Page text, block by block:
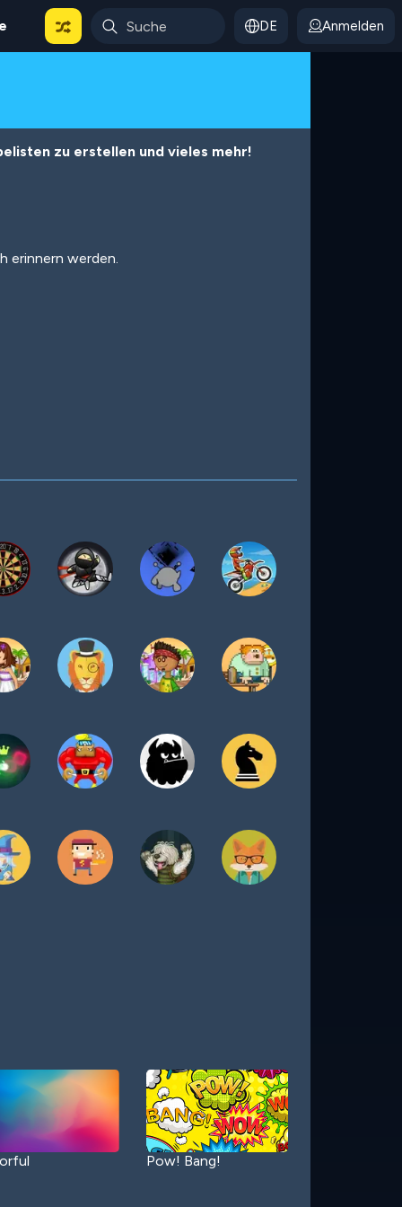
DE Anmelden
zu erstellen und vieles mehr!
erinnern werden.
Pow! Bang!